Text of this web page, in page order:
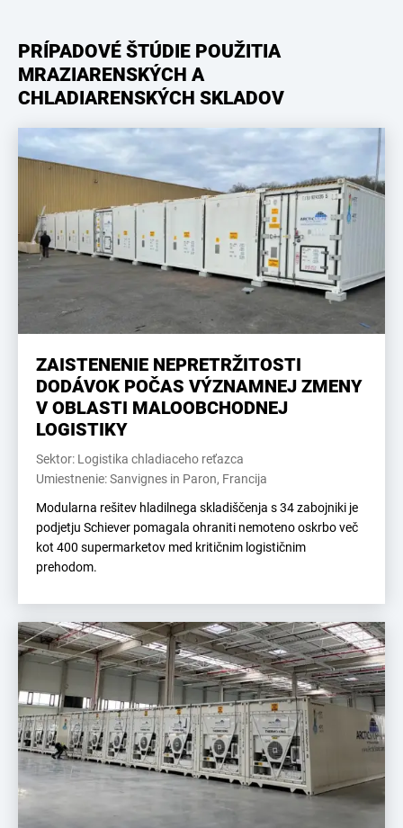
PRÍPADOVÉ ŠTÚDIE POUŽITIA
MRAZIARENSKÝCH A
CHLADIARENSKÝCH SKLADOV
ZAISTENENIE NEPRETRŽITOSTI
DODÁVOK POČAS VÝZNAMNEJ ZMENY
V OBLASTI MALOOBCHODNEJ
LOGISTIKY
Sektor: Logistika chladiaceho reťazca
Umiestnenie: Sanvignes in Paron, Francija
Modularna rešitev hladilnega skladiščenja s 34 zabojniki je
podjetju Schiever pomagala ohraniti nemoteno oskrbo več
kot 400 supermarketov med kritičnim logističnim
prehodom.